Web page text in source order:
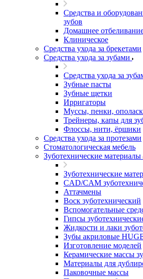
Средства и
зубов
Домашнее
Клиническое
Средства ухода за брекетами
Средства ухода за зубами
Средства ухода за
Зубные пасты
Зубные щетки
Ирригаторы
Муссы, пенки,
Трейнеры, капы для
Флоссы, нити, ёршики
Средства ухода за протезами
Стоматологическая мебель
Зуботехнические материалы
Зуботехнические
CAD/CAM
Аттачмены
Воск зуботехнический
Вспомогательные
Гипсы
Жидкости и лаки
Зубы акриловые
Изготовление моделей
Керамические массы
Материалы для
Паковочные массы